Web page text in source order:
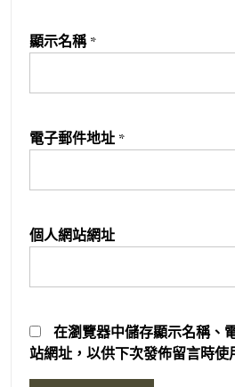
顯示名稱 *
電子郵件地址 *
個人網站網址
在瀏覽器中儲存顯示名稱、
站網址，以供下次發佈留言時使